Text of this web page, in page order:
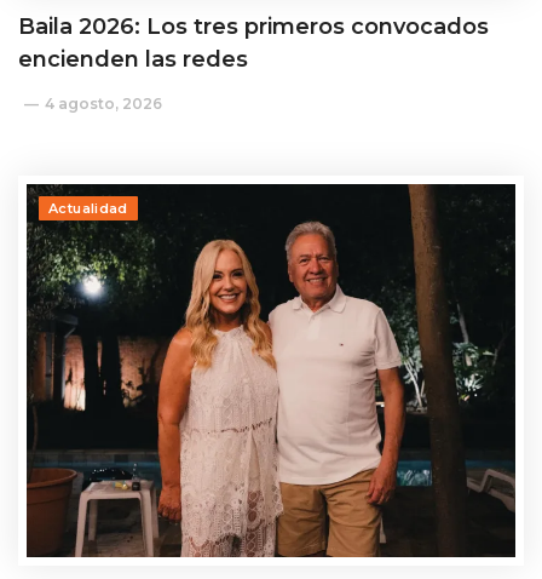
Baila 2026: Los tres primeros convocados
encienden las redes
4 agosto, 2026
Actualidad